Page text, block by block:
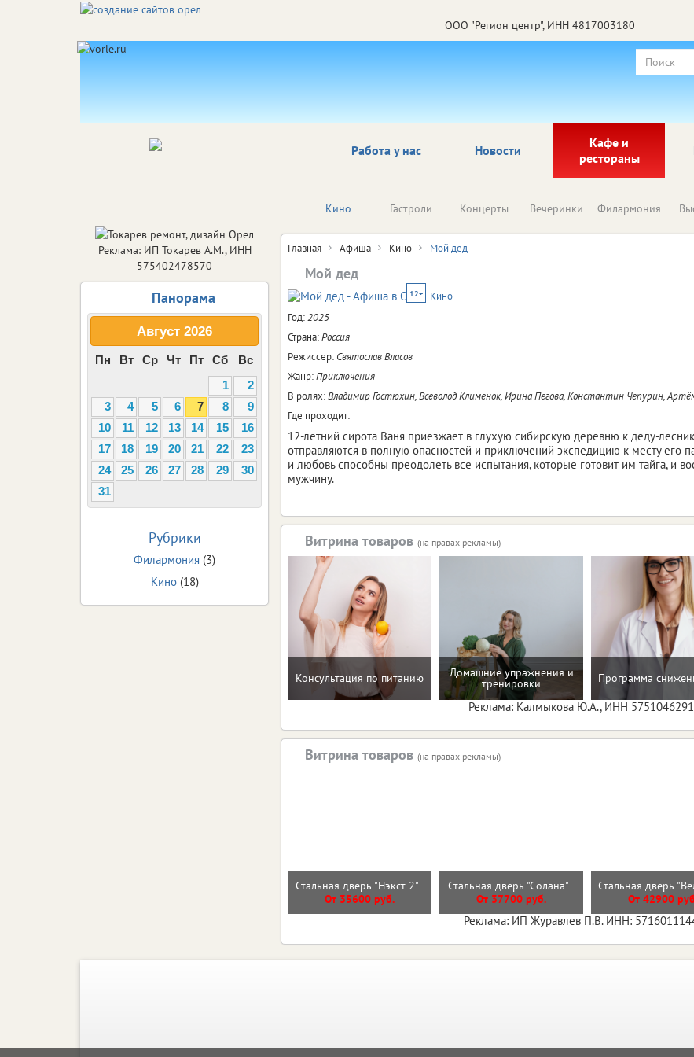
ООО "Регион центр", ИНН 4817003180
Работа у нас Новости
Кафе и
рестораны
Кино Гастроли Концерты Вечеринки Филармония
Главная Афиша Кино Мой дед
Мой дед
12+
Кино
Год:2025
Страна:Россия
Режиссер: Святослав Власов
Жанр:Приключения
В ролях:Владимир Гостюхин, Всеволод Клименок, Ирина Пегова, Константин Чепурин,
Где проходит:
12-летний сирота Ваня приезжает в глухую сибирскую деревню к деду-
отправляются в полную опасностей и приключений экспедицию к месту его
и любовь способны преодолеть все испытания, которые готовит им тайга, и
мужчину.
Витрина товаров (на правах рекламы)
Консультация по питанию Домашние упражнения и
тренировки Программа
Реклама: Калмыкова Ю.А., ИНН
Витрина товаров (на правах рекламы)
Стальная дверь "Нэкст 2"
От 35600 руб.
Стальная дверь "Солана"
От 37700 руб.
Стальная дверь
От 42900
Реклама: ИП Журавлев П.В. ИНН:
Реклама: ИП Токарев А.М., ИНН
575402478570
Панорама
Август 2026
Пн Вт Ср Чт Пт Сб
Вс
1
2
3
4 5 6 7 8
9
10
11 12 13 14 15
16
17
18 19 20 21 22
23
24
25 26 27 28 29
30
31
Рубрики
Филармония (3)
Кино(18)